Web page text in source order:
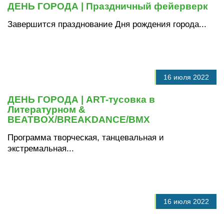
ДЕНЬ ГОРОДА | Праздничный фейерверк
Завершится празднование Дня рождения города...
16 июля 2022
ДЕНЬ ГОРОДА | ART-тусовка в
Литературном &
BEATBOX/BREAKDANCE/BMХ
Программа творческая, танцевальная и
экстремальная...
16 июля 2022